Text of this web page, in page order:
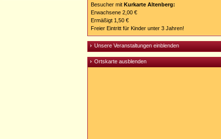
Besucher mit Kurkarte Altenberg:
Erwachsene 2,00 €
Ermäßigt 1,50 €
Freier Eintritt für Kinder unter 3 Jahren!
Unsere Veranstaltungen einblenden
Ortskarte ausblenden